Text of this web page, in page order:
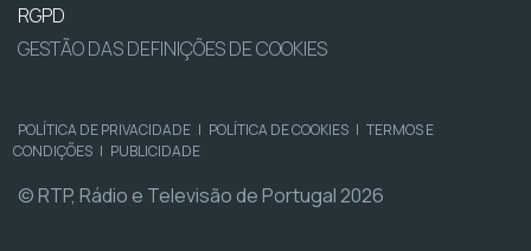
RGPD
GESTÃO DAS DEFINIÇÕES DE COOKIES
POLÍTICA DE PRIVACIDADE | POLÍTICA DE COOKIES | TERMOS E
CONDIÇÕES | PUBLICIDADE
© RTP, Rádio e Televisão de Portugal 2026